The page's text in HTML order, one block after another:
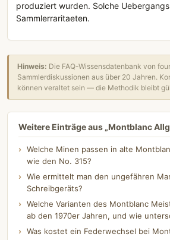
produziert wurden. Solche
Sammlerraritaeten.
Hinweis: Die FAQ-Wissensdatenbank von
Sammlerdiskussionen aus über 20 Jahren.
können veraltet sein — die Methodik bleibt
Weitere Einträge aus „Montblanc
Welche Minen passen in alte
wie den No. 315?
Wie ermittelt man den ungefähren
Schreibgeräts?
Welche Varianten des Montblanc
ab den 1970er Jahren, und wie
Was kostet ein Federwechsel bei